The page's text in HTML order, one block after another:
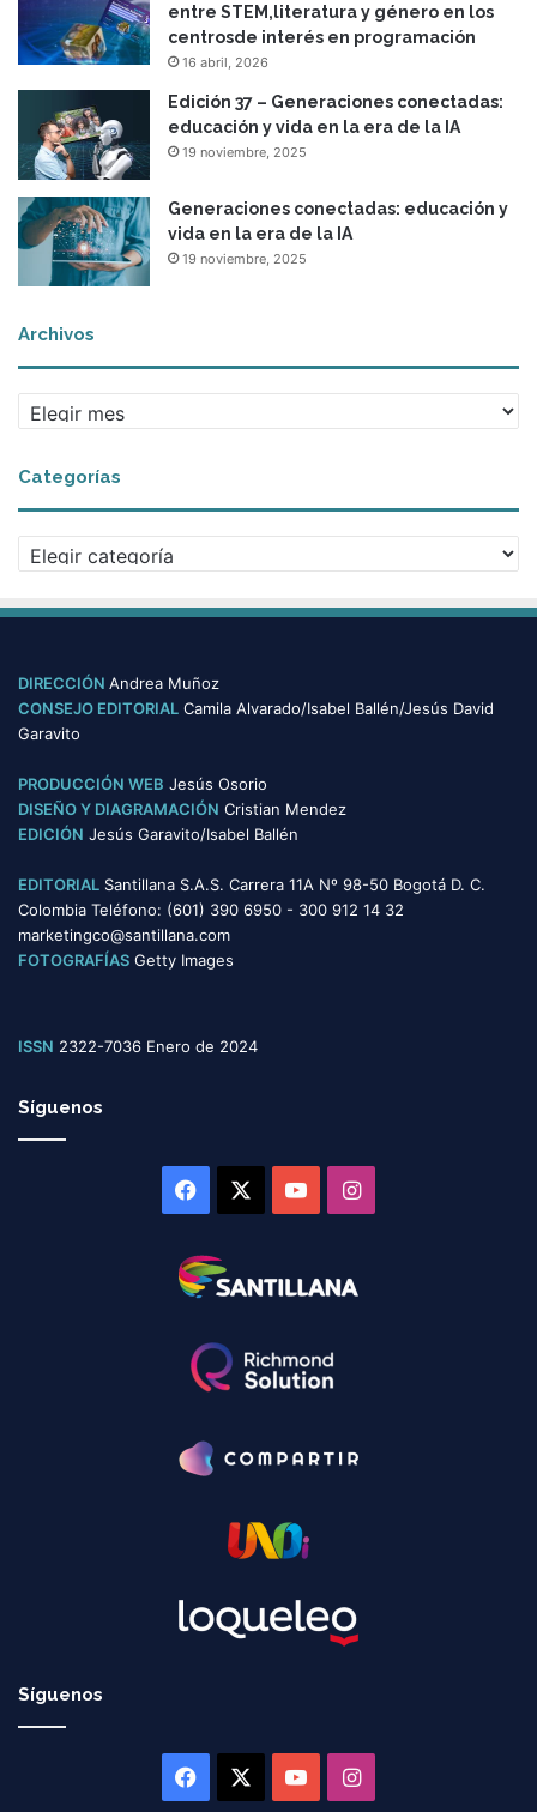
entre STEM,literatura y género en los
centrosde interés en programación
16 abril, 2026
Edición 37 – Generaciones conectadas:
educación y vida en la era de la IA
19 noviembre, 2025
Generaciones conectadas: educación y
vida en la era de la IA
19 noviembre, 2025
Archivos
r
h
i
Categorías
a
e
o
r
s
DIRECCIÓN Andrea Muñoz
CONSEJO EDITORIAL Camila Alvarado/Isabel Ballén/Jesús David
Garavito
PRODUCCIÓN WEB Jesús Osorio
DISEÑO Y DIAGRAMACIÓN Cristian Mendez
EDICIÓN Jesús Garavito/Isabel Ballén
EDITORIAL Santillana S.A.S. Carrera 11A Nº 98-50 Bogotá D. C.
Colombia Teléfono: (601) 390 6950 - 300 912 14 32
marketingco@santillana.com
FOTOGRAFÍAS Getty Images
ISSN 2322-7036 Enero de 2024
Síguenos
Facebook YouTubeInstagram
Síguenos
Facebook YouTubeInstagram